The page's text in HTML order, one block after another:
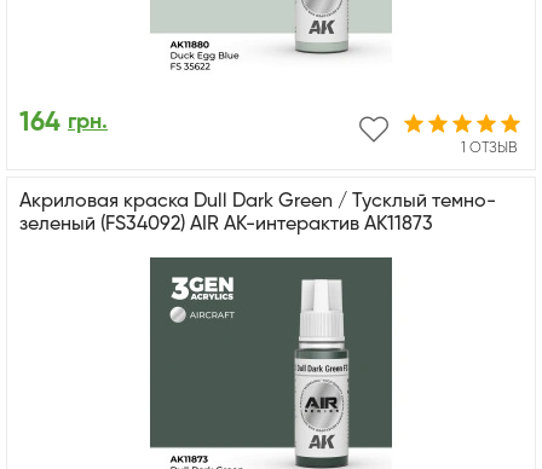
1 ОТЗЫВ
164 грн.
Акриловая краска Dull Dark Green / Тусклый темно-
зеленый (FS34092) AIR АК-интерактив AK11873